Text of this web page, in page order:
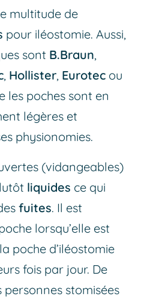
multitude de
pour iléostomie. Aussi,
sont B.Braun,
, Hollister, Eurotec ou
les poches sont en
légères et
physionomies.
(vidangeables)
liquides ce qui
fuites. Il est
lorsqu’elle est
poche d’iléostomie
fois par jour. De
stomisées